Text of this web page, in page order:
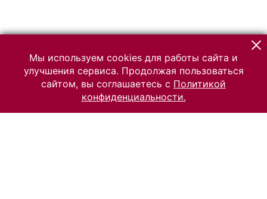
Мы используем cookies для работы сайта и
улучшения сервиса. Продолжая пользоваться
сайтом, вы соглашаетесь с Политикой
конфиденциальности.